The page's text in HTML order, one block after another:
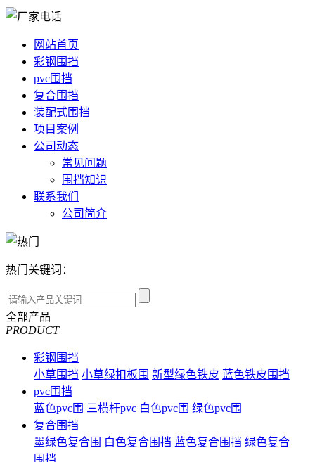
网站首页
彩钢围挡
pvc围挡
复合围挡
装配式围挡
项目案例
公司动态
常见问题
围挡知识
联系我们
公司简介
热门关键词：
全部产品
PRODUCT
彩钢围挡
小草围挡 小草绿扣板围 新型绿色铁皮 蓝色铁皮围挡
pvc围挡
蓝色pvc围 三横杆pvc 白色pvc围 绿色pvc围
复合围挡
墨绿色复合围 白色复合围挡 蓝色复合围挡 绿色复合
围挡